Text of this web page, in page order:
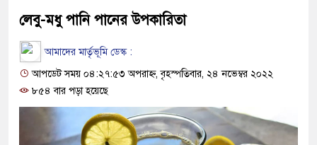
লেবু-মধু পানি পানের উপকারিতা
আমাদের মার্তৃভূমি ডেস্ক :
আপডেট সময় ০৪:২৭:৫৩ অপরাহ্ন, বৃহস্পতিবার, ২৪ নভেম্বর ২০২২
৮৫৪ বার পড়া হয়েছে